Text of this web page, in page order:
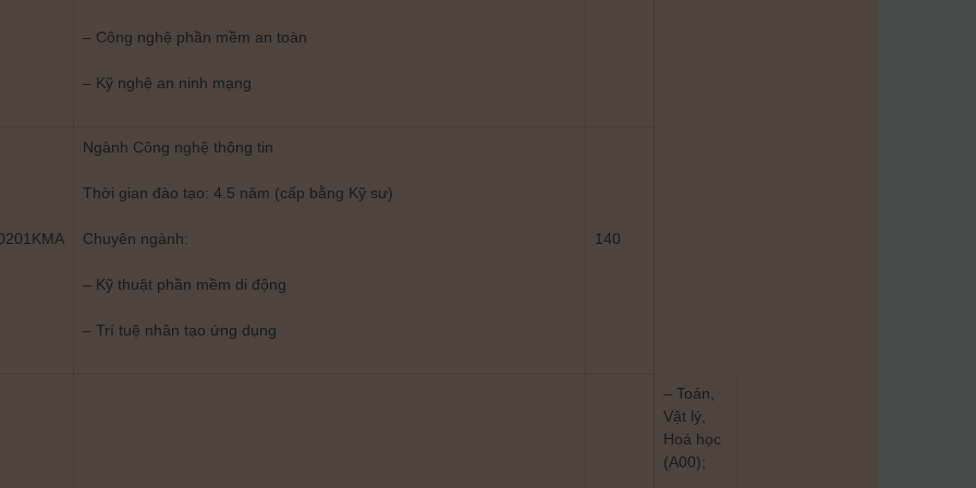
– Công nghệ phần mềm an toàn
– Kỹ nghệ an ninh mạng
Ngành Công nghệ thông tin
Thời gian đào tạo: 4.5 năm (cấp bằng Kỹ sư)
Chuyên ngành:
– Kỹ thuật phần mềm di động
– Trí tuệ nhân tạo ứng dụng
140
– Toán,
Vật lý,
Hoá học
(A00);